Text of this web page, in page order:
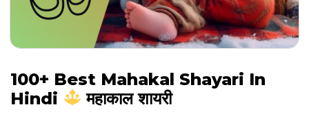
100+ Best Mahakal Shayari In
Hindi
महाकाल शायरी